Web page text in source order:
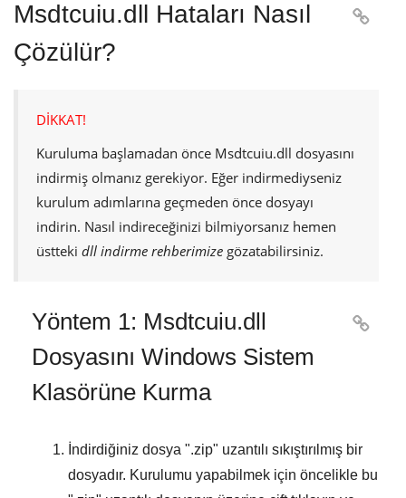
Msdtcuiu.dll Hataları Nasıl
Çözülür?

DİKKAT!
Kuruluma başlamadan önce Msdtcuiu.dll dosyasını
indirmiş olmanız gerekiyor. Eğer indirmediyseniz
kurulum adımlarına geçmeden önce dosyayı
indirin. Nasıl indireceğinizi bilmiyorsanız hemen
üstteki dll indirme rehberimize gözatabilirsiniz.
Yöntem 1: Msdtcuiu.dll
Dosyasını Windows Sistem
Klasörüne Kurma

İndirdiğiniz dosya ".zip" uzantılı sıkıştırılmış bir
dosyadır. Kurulumu yapabilmek için öncelikle bu